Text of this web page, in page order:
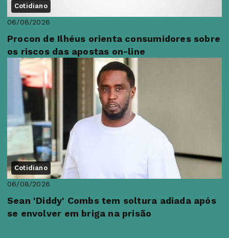
Cotidiano
06/08/2026
Procon de Ilhéus orienta consumidores sobre
os riscos das apostas on-line
Cotidiano
06/08/2026
Sean 'Diddy' Combs tem soltura adiada após
se envolver em briga na prisão